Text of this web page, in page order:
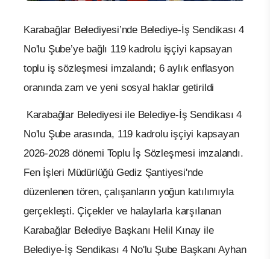
Karabağlar Belediyesi’nde Belediye-İş Sendikası 4
No'lu Şube’ye bağlı 119 kadrolu işçiyi kapsayan
toplu iş sözleşmesi imzalandı; 6 aylık enflasyon
oranında zam ve yeni sosyal haklar getirildi
Karabağlar Belediyesi ile Belediye-İş Sendikası 4
No'lu Şube arasında, 119 kadrolu işçiyi kapsayan
2026-2028 dönemi Toplu İş Sözleşmesi imzalandı.
Fen İşleri Müdürlüğü Gediz Şantiyesi'nde
düzenlenen tören, çalışanların yoğun katılımıyla
gerçekleşti. Çiçekler ve halaylarla karşılanan
Karabağlar Belediye Başkanı Helil Kınay ile
Belediye-İş Sendikası 4 No'lu Şube Başkanı Ayhan